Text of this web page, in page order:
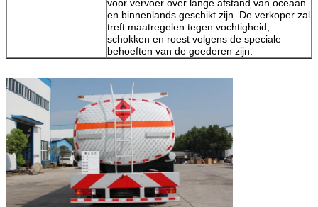
voor vervoer over lange afstand van oceaan
en binnenlands geschikt zijn. De verkoper zal
treft maatregelen tegen vochtigheid,
schokken en roest volgens de speciale
behoeften van de goederen zijn.